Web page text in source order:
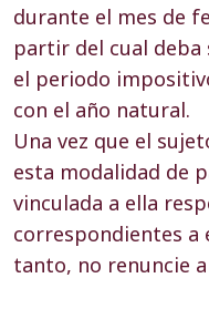
durante el mes de
partir del cual
el periodo
con el año natural.
Una vez que el
esta modalidad de
vinculada a ella
correspondientes a
tanto, no renuncie a